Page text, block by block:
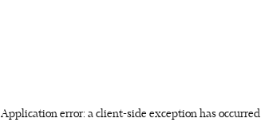
Application error: a client-side exception has occurred